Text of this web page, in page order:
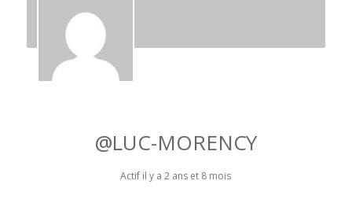
@LUC-MORENCY
Actif il y a 2 ans et 8 mois